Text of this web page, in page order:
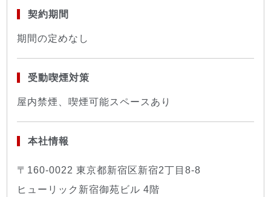
契約期間
期間の定めなし
受動喫煙対策
屋内禁煙、喫煙可能スペースあり
本社情報
〒160-0022 東京都新宿区新宿2丁目8-8
ヒューリック新宿御苑ビル 4階